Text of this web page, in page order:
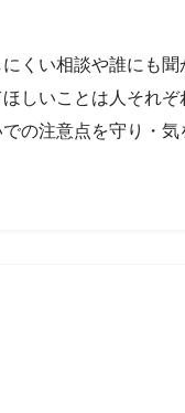
くい相談や誰にも聞
しいことは人それぞ
の注意点を守り・気